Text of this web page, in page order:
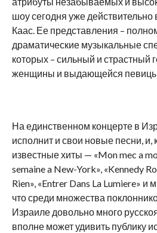
шоу сегодня уже действительно
Каас. Ее представления –
драматические музыкальные
которых – сильный и страстный
женщины и выдающейся
На единственном концерте в
исполнит и свои новые песни, и,
известные хиты — «Mon mec a
semaine a New-York», «Kennedy
Rien», «Entrer Dans La Lumiere» и
что среди множества
Израиле довольно много
вполне может удивить публику